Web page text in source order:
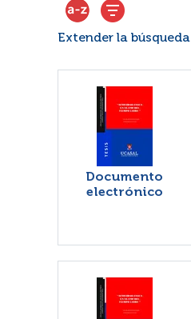
Extender la búsqueda
Documento
electrónico